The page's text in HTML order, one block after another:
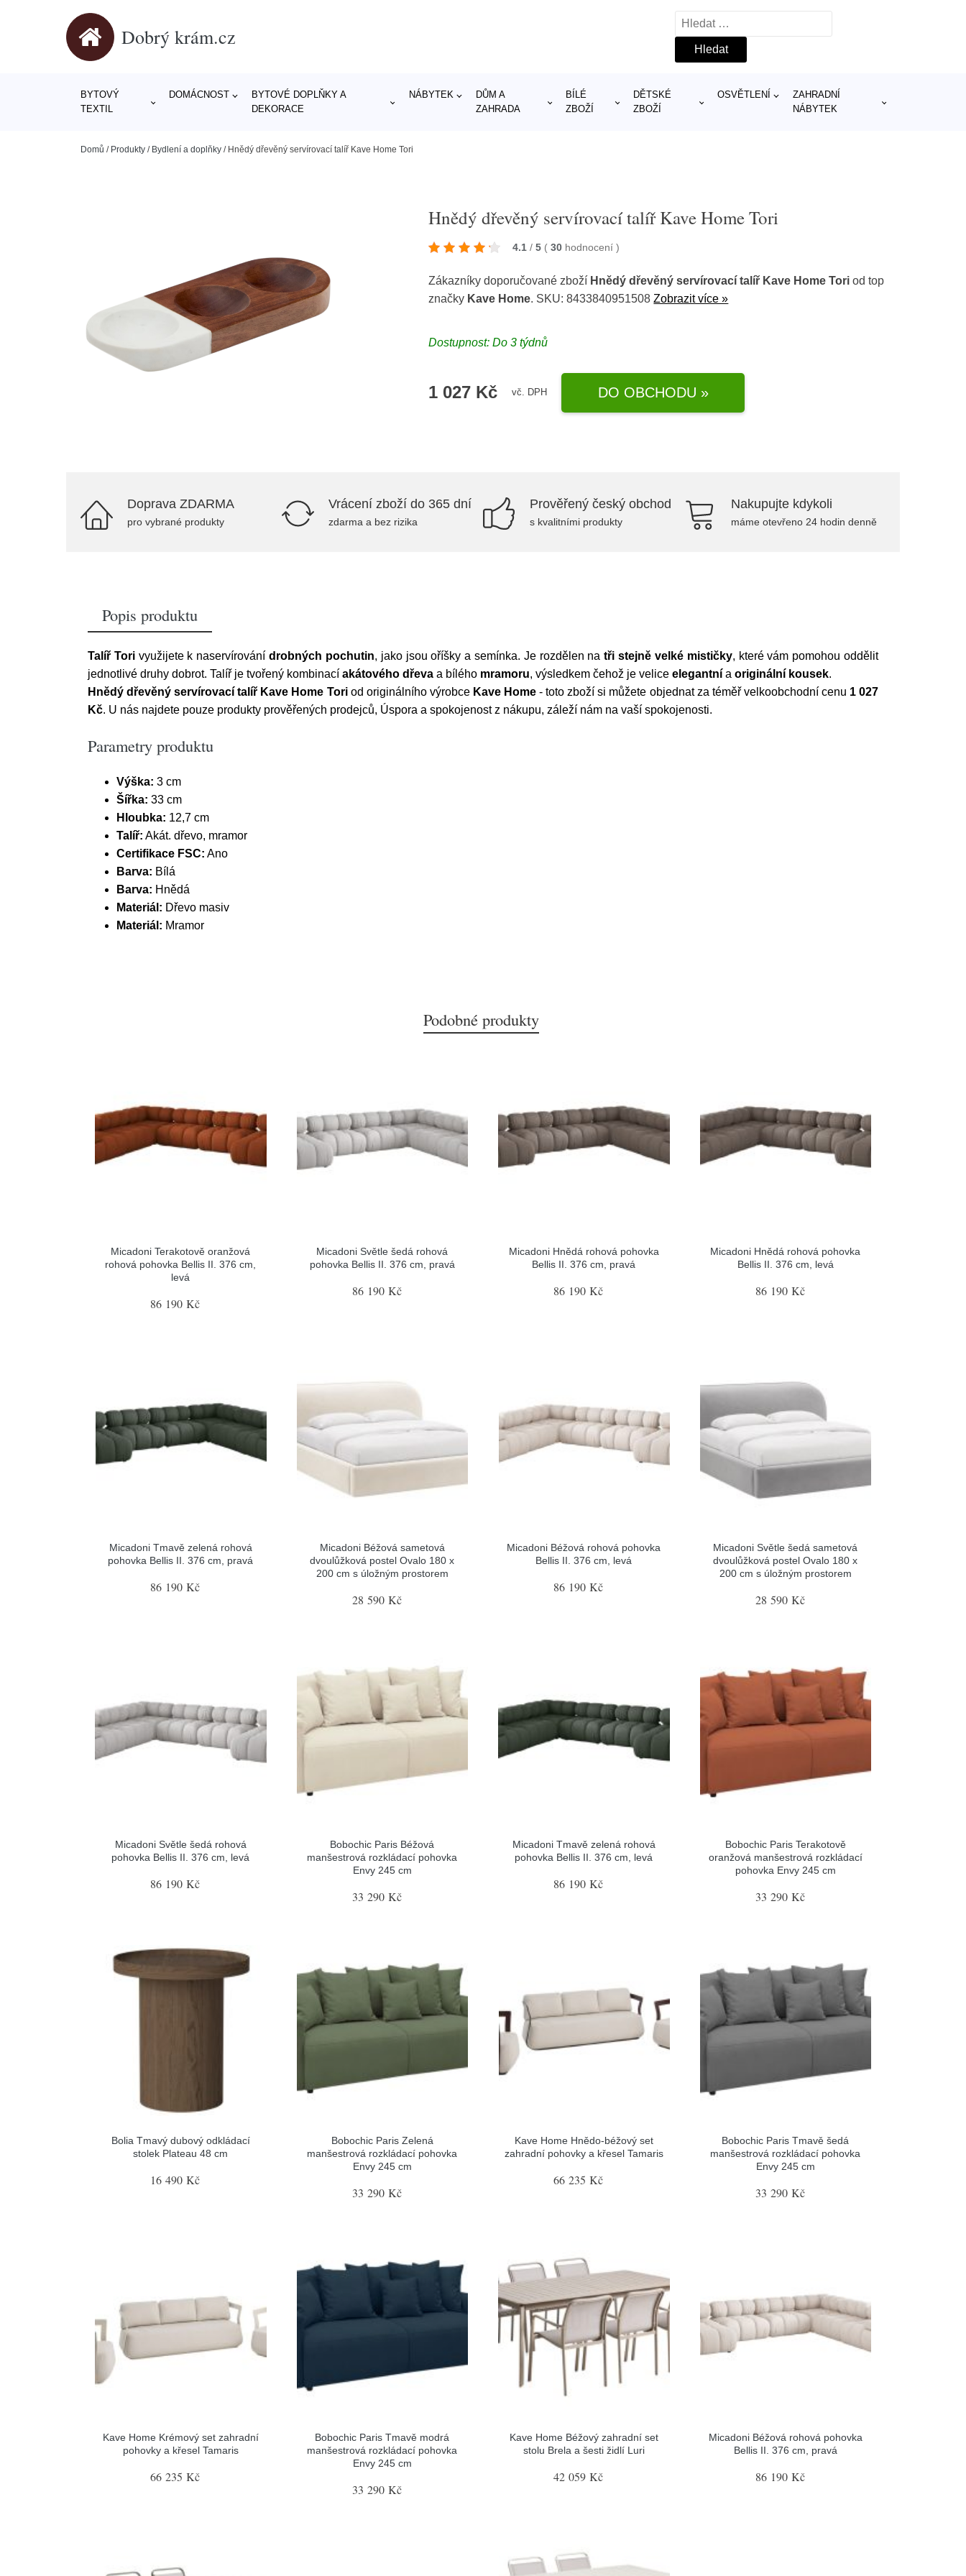
Dobrý krám.cz
Vyhledávání
BYTOVÝ
TEXTIL
DOMÁCNOST
BYTOVÉ DOPLŇKY A
DEKORACE
NÁBYTEK
DŮM A
ZAHRADA
BÍLÉ
ZBOŽÍ
DĚTSKÉ
ZBOŽÍ
OSVĚTLENÍ
ZAHRADNÍ
NÁBYTEK
Domů / Produkty / Bydlení a doplňky / Hnědý dřevěný servírovací talíř Kave Home Tori
Hnědý dřevěný servírovací talíř Kave Home Tori
4.1 / 5 ( 30 hodnocení)
Zákazníky doporučované zboží Hnědý dřevěný servírovací talíř Kave Home Tori od top
značky Kave Home. SKU: 8433840951508Zobrazit více »
Dostupnost: Do 3 týdnů
1 027 Kč vč. DPH DO OBCHODU »
Doprava ZDARMA
pro vybrané produkty
Vrácení zboží do 365 dní
zdarma a bez rizika
Prověřený český obchod
s kvalitními produkty
Nakupujte kdykoli
máme otevřeno 24 hodin denně
Popis produktu
Talíř Torivyužijete k naservírovánídrobných pochutin, jako jsou oříšky a semínka. Je rozdělen natři stejně velké mističky, které vám pomohou oddělit
jednotlivé druhy dobrot. Talíř je tvořený kombinací akátového dřeva a bílého mramoru, výsledkem čehož je velice elegantní a originální kousek.
Hnědý dřevěný servírovací talíř Kave Home Toriod originálního výrobce Kave Home- toto zboží si můžete objednat za téměř velkoobchodní cenu 1 027
Kč. U nás najdete pouze produkty prověřených prodejců, Úspora a spokojenost z nákupu, záleží nám na vaší spokojenosti.
Parametry produktu
Výška: 3 cm
Šířka: 33 cm
Hloubka: 12,7 cm
Talíř: Akát. dřevo, mramor
Certifikace FSC: Ano
Barva: Bílá
Barva: Hnědá
Materiál: Dřevo masiv
Materiál: Mramor
Podobné produkty
Micadoni Terakotově oranžová
rohová pohovka Bellis II. 376 cm,
levá
86 190 Kč
Micadoni Světle šedá rohová
pohovka Bellis II. 376 cm, pravá
86 190 Kč
Micadoni Hnědá rohová pohovka
Bellis II. 376 cm, pravá
86 190 Kč
Micadoni Hnědá rohová pohovka
Bellis II. 376 cm, levá
86 190 Kč
Micadoni Tmavě zelená rohová
pohovka Bellis II. 376 cm, pravá
86 190 Kč
Micadoni Béžová sametová
dvoulůžková postel Ovalo 180 x
200 cm s úložným prostorem
28 590 Kč
Micadoni Béžová rohová pohovka
Bellis II. 376 cm, levá
86 190 Kč
Micadoni Světle šedá sametová
dvoulůžková postel Ovalo 180 x
200 cm s úložným prostorem
28 590 Kč
Micadoni Světle šedá rohová
pohovka Bellis II. 376 cm, levá
86 190 Kč
Bobochic Paris Béžová
manšestrová rozkládací pohovka
Envy 245 cm
33 290 Kč
Micadoni Tmavě zelená rohová
pohovka Bellis II. 376 cm, levá
86 190 Kč
Bobochic Paris Terakotově
oranžová manšestrová rozkládací
pohovka Envy 245 cm
33 290 Kč
Bolia Tmavý dubový odkládací
stolek Plateau 48 cm
16 490 Kč
Bobochic Paris Zelená
manšestrová rozkládací pohovka
Envy 245 cm
33 290 Kč
Kave Home Hnědo-béžový set
zahradní pohovky a křesel Tamaris
66 235 Kč
Bobochic Paris Tmavě šedá
manšestrová rozkládací pohovka
Envy 245 cm
33 290 Kč
Kave Home Krémový set zahradní
pohovky a křesel Tamaris
66 235 Kč
Bobochic Paris Tmavě modrá
manšestrová rozkládací pohovka
Envy 245 cm
33 290 Kč
Kave Home Béžový zahradní set
stolu Brela a šesti židlí Luri
42 059 Kč
Micadoni Béžová rohová pohovka
Bellis II. 376 cm, pravá
86 190 Kč